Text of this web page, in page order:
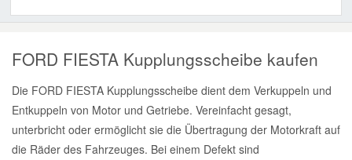
FORD FIESTA Kupplungsscheibe kaufen
Die FORD FIESTA Kupplungsscheibe dient dem Verkuppeln und
Entkuppeln von Motor und Getriebe. Vereinfacht gesagt,
unterbricht oder ermöglicht sie die Übertragung der Motorkraft auf
die Räder des Fahrzeuges. Bei einem Defekt sind